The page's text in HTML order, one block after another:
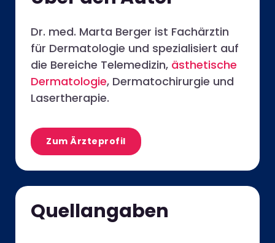
Dr. med. Marta Berger ist Fachärztin
für Dermatologie und spezialisiert auf
die Bereiche Telemedizin, ästhetische
Dermatologie, Dermatochirurgie und
Lasertherapie.
Zum Ärzteprofil
Quellangaben